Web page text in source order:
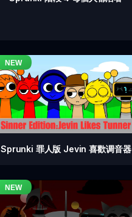
Sprunki 罪人版 Jevin 喜歡调音器